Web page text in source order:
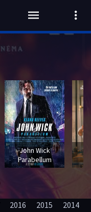
2016 2015
2014
John Wick
Parabellum